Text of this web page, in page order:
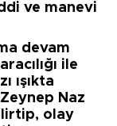
ve manevi
devam
ile
ışıkta
Naz
olay